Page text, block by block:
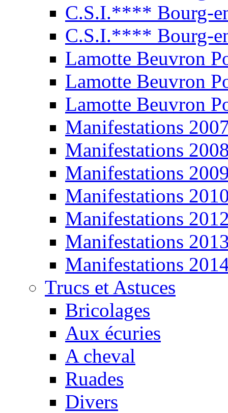
C.S.I.**** Bourg-
C.S.I.**** Bourg-
Lamotte Beuvron
Lamotte Beuvron
Lamotte Beuvron
Manifestations
Manifestations
Manifestations
Manifestations
Manifestations
Manifestations
Manifestations
Trucs et Astuces
Bricolages
Aux écuries
A cheval
Ruades
Divers